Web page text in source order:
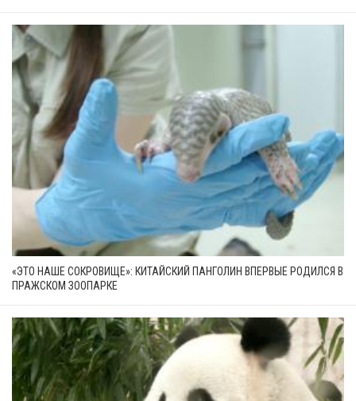
«ЭТО НАШЕ СОКРОВИЩЕ»: КИТАЙСКИЙ ПАНГОЛИН ВПЕРВЫЕ РОДИЛСЯ В
ПРАЖСКОМ ЗООПАРКЕ